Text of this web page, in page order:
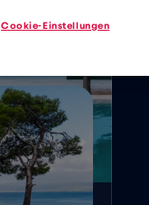
Cookie-Einstellungen